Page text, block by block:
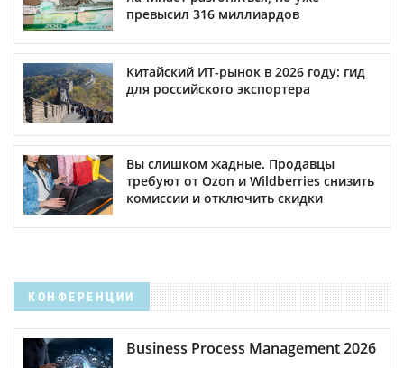
превысил 316 миллиардов
Китайский ИТ-рынок в 2026 году: гид
для российского экспортера
Вы слишком жадные. Продавцы
требуют от Ozon и Wildberries снизить
комиссии и отключить скидки
КОНФЕРЕНЦИИ
Business Process Management 2026